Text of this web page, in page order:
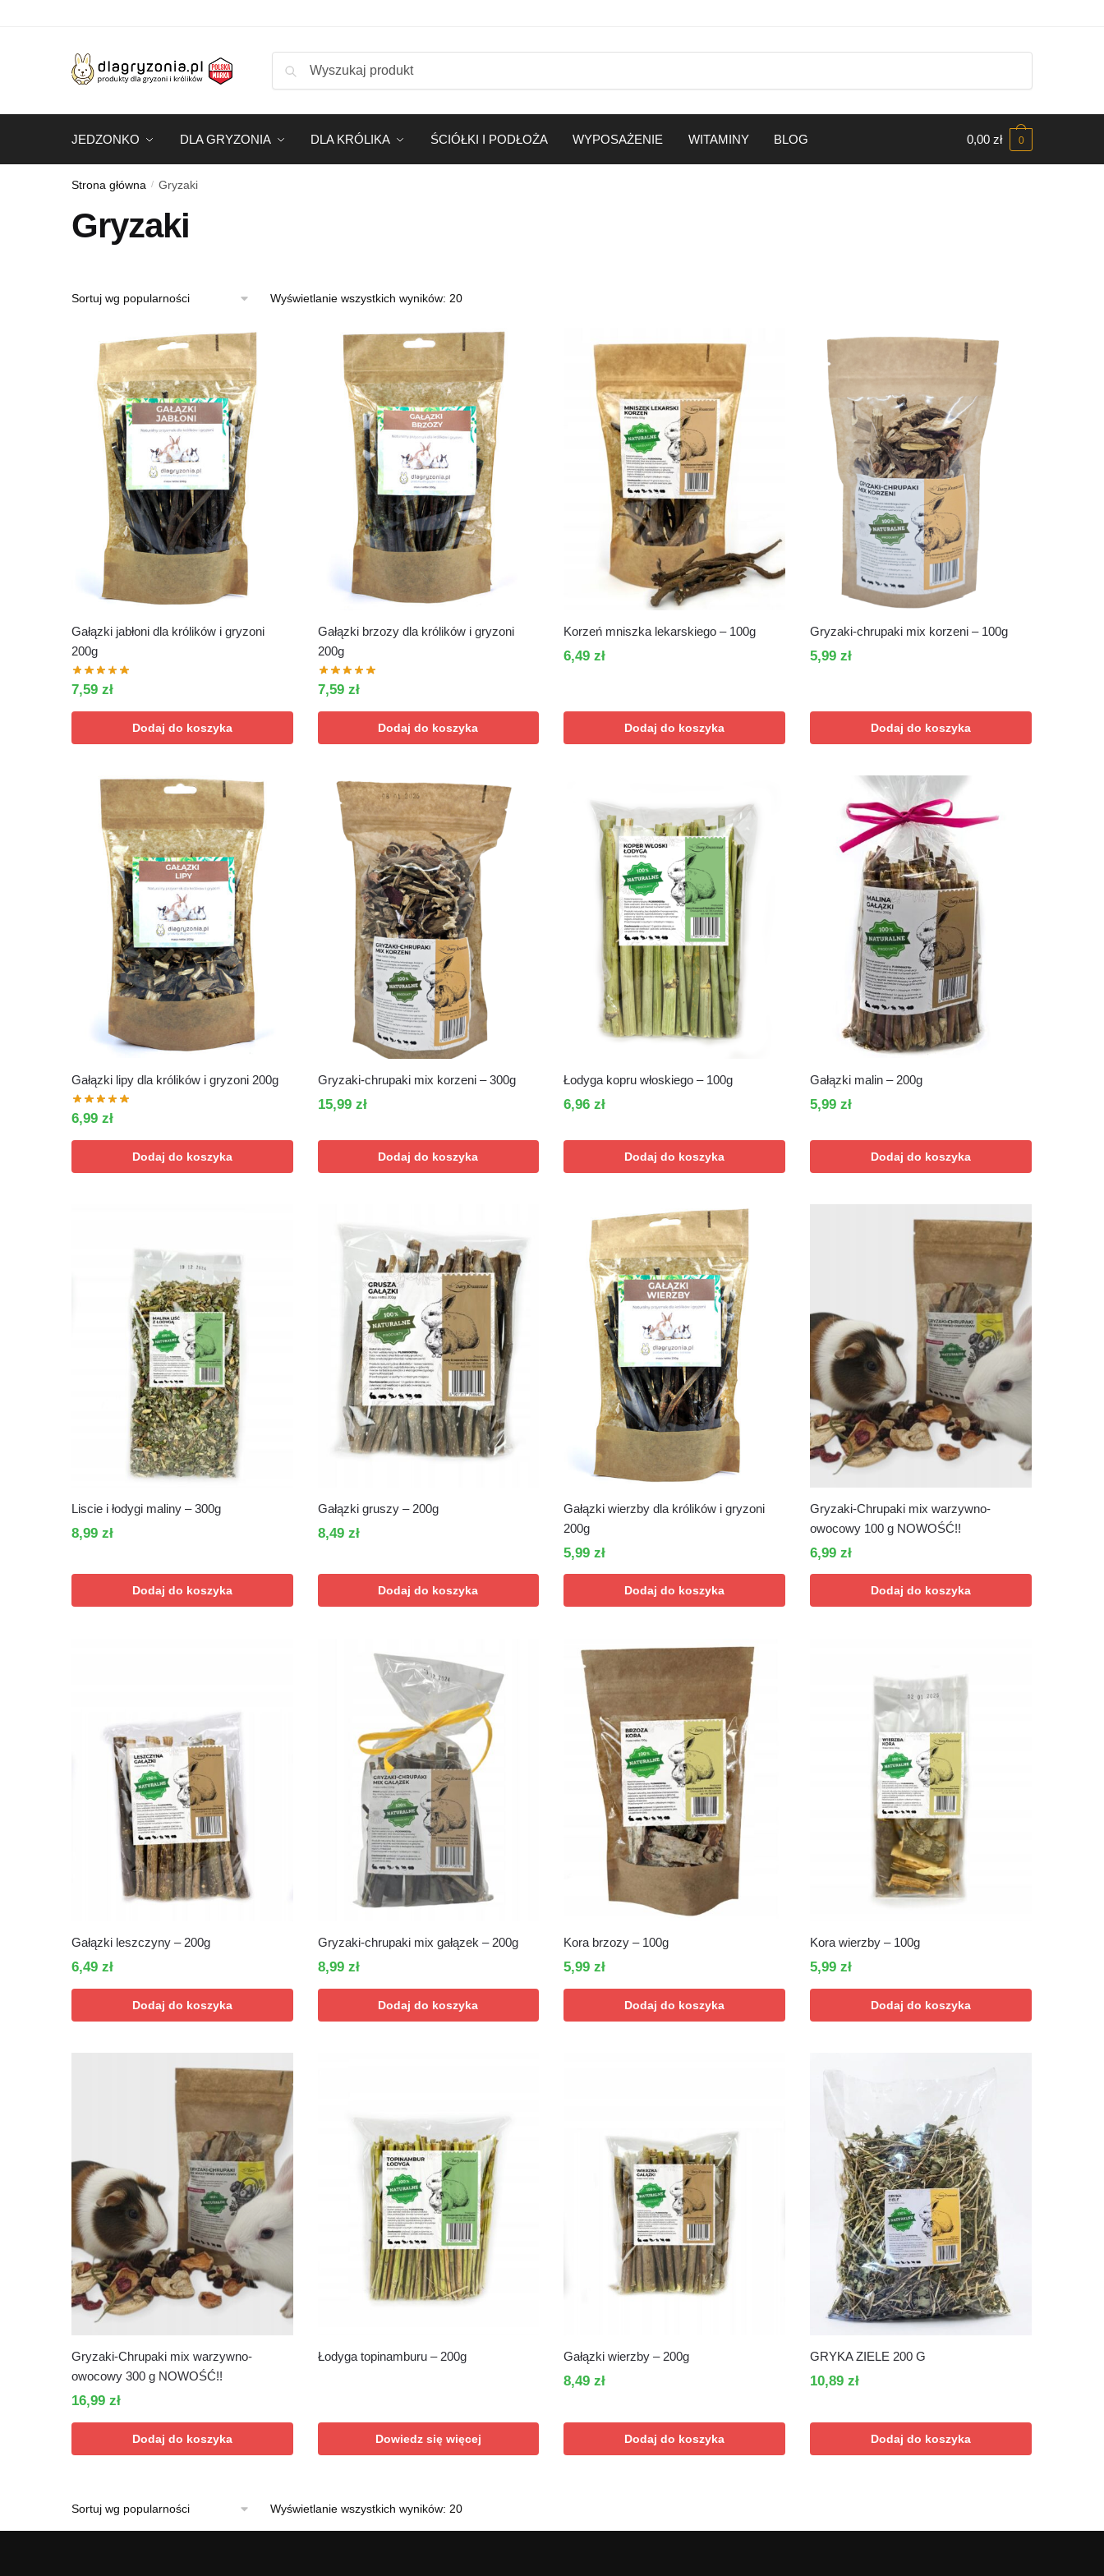
Szukaj
JEDZONKO DLA GRYZONIA DLA KRÓLIKA ŚCIÓŁKI I PODŁOŻA WYPOSAŻENIE WITAMINY BLOG 0,00 zł 0
Strona główna / Gryzaki
Gryzaki
Wyświetlanie wszystkich wyników: 20Posortowane
popularności
Gałązki jabłoni dla królików i gryzoni
200g
7,59 zł
Dodaj do koszyka
Gałązki brzozy dla królików i gryzoni
200g
7,59 zł
Dodaj do koszyka
Korzeń mniszka lekarskiego – 100g
6,49zł
Dodaj do koszyka
Gryzaki-chrupaki mix korzeni – 100g
5,99 zł
Dodaj do koszyka
Gałązki lipy dla królików i gryzoni 200g
6,99 zł
Dodaj do koszyka
Gryzaki-chrupaki mix korzeni – 300g
15,99 zł
Dodaj do koszyka
Łodyga kopru włoskiego – 100g
6,96zł
Dodaj do koszyka
Gałązki malin – 200g
5,99 zł
Dodaj do koszyka
Liscie i łodygi maliny – 300g
8,99 zł
Dodaj do koszyka
Gałązki gruszy – 200g
8,49 zł
Dodaj do koszyka
Gałązki wierzby dla królików i gryzoni
200g
5,99zł
Dodaj do koszyka
Gryzaki-Chrupaki mix warzywno-
owocowy 100 g NOWOŚĆ!!
6,99 zł
Dodaj do koszyka
Gałązki leszczyny – 200g
6,49 zł
Dodaj do koszyka
Gryzaki-chrupaki mix gałązek – 200g
8,99 zł
Dodaj do koszyka
Kora brzozy – 100g
5,99zł
Dodaj do koszyka
Kora wierzby – 100g
5,99 zł
Dodaj do koszyka
Gryzaki-Chrupaki mix warzywno-
owocowy 300 g NOWOŚĆ!!
16,99 zł
Dodaj do koszyka
Łodyga topinamburu – 200g
Dowiedz się więcej
Gałązki wierzby – 200g
8,49zł
Dodaj do koszyka
GRYKA ZIELE 200 G
10,89 zł
Dodaj do koszyka
Wyświetlanie wszystkich wyników: 20Posortowane